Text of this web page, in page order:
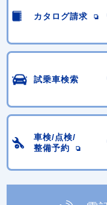
カタログ請求
試乗車検索
車検/点検/
整備予約